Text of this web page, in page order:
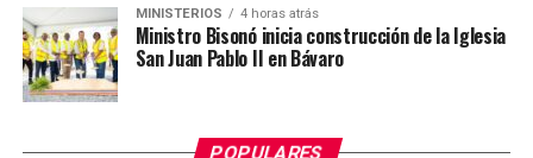
MINISTERIOS 4 horas atrás
Ministro Bisonó inicia construcción de la Iglesia
San Juan Pablo II en Bávaro
POPULARES